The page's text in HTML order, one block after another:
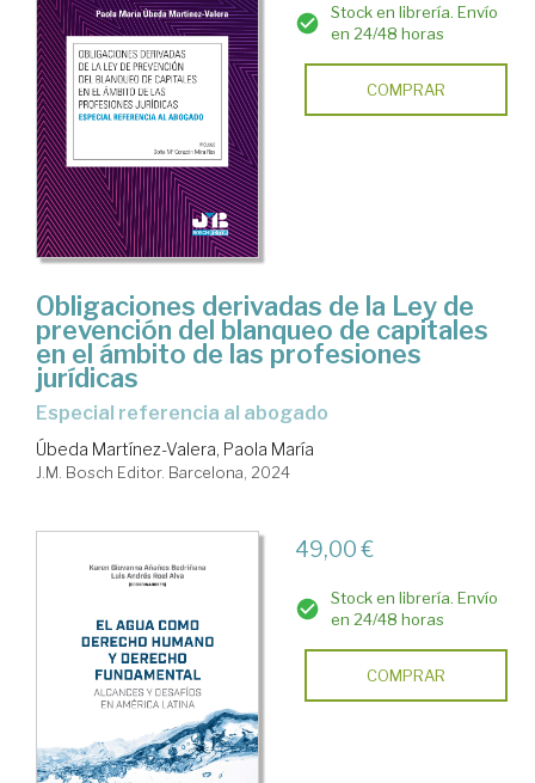
Stock en librería. Envío
en 24/48 horas
COMPRAR
Obligaciones derivadas de la Ley de
prevención del blanqueo de capitales
en el ámbito de las profesiones
jurídicas
Especial referencia al abogado
Úbeda Martínez-Valera, Paola María
J.M. Bosch Editor. Barcelona, 2024
49,00 €
Stock en librería. Envío
en 24/48 horas
COMPRAR